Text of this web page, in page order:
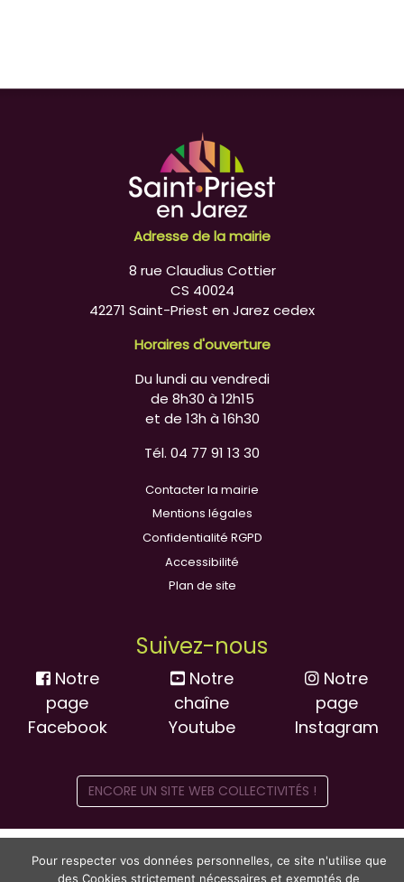
Adresse de la mairie
8 rue Claudius Cottier
CS 40024
42271 Saint-Priest en Jarez cedex
Horaires d'ouverture
Du lundi au vendredi
de 8h30 à 12h15
et de 13h à 16h30
Tél. 04 77 91 13 30
Contacter la mairie
Mentions légales
Confidentialité RGPD
Accessibilité
Plan de site
Suivez-nous
Notre
page
Facebook
Notre
chaîne
Youtube
Notre
page
Instagram
ENCORE UN SITE WEB COLLECTIVITÉS !
Pour respecter vos données personnelles, ce site n'utilise que
des Cookies strictement nécessaires et exemptés de